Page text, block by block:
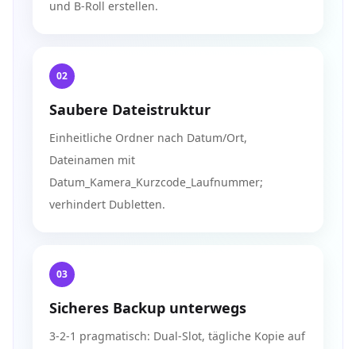
und B-Roll erstellen.
02
Saubere Dateistruktur
Einheitliche Ordner nach Datum/Ort,
Dateinamen mit
Datum_Kamera_Kurzcode_Laufnummer;
verhindert Dubletten.
03
Sicheres Backup unterwegs
3-2-1 pragmatisch: Dual-Slot, tägliche Kopie auf